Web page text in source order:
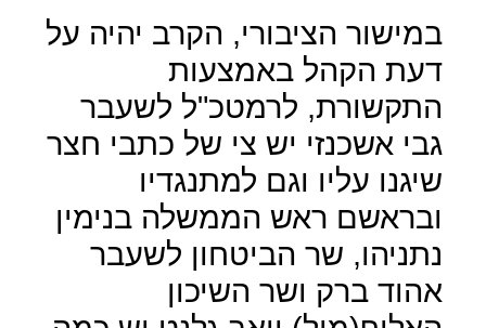
במישור הציבורי, הקרב יהיה על
דעת הקהל באמצעות
התקשורת, לרמטכ"ל לשעבר
גבי אשכנזי יש צי של כתבי חצר
שיגנו עליו וגם למתנגדיו
ובראשם ראש הממשלה בנימין
נתניהו, שר הביטחון לשעבר
אהוד ברק ושר השיכון